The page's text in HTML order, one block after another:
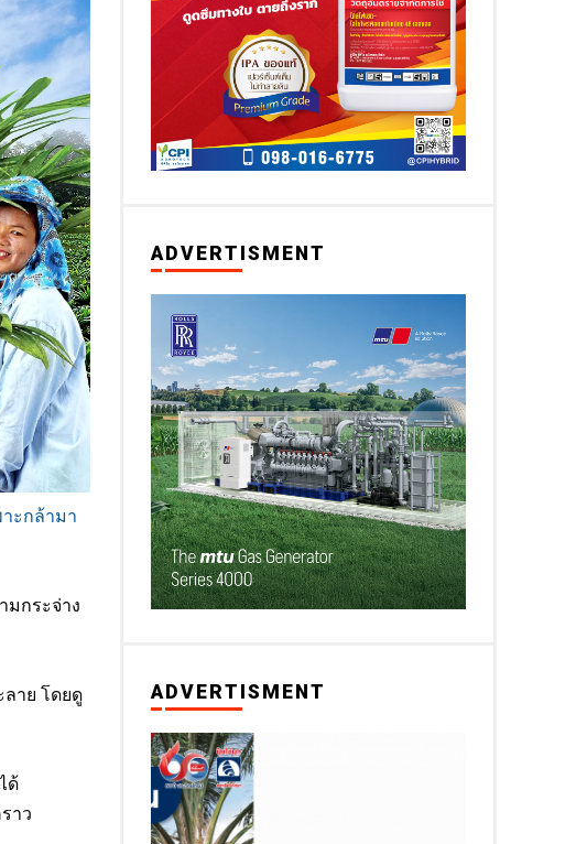
ะกล้ามา
มกระจ่าง
ลาย โดยดู
ด้
าว
ADVERTISMENT
ADVERTISMENT